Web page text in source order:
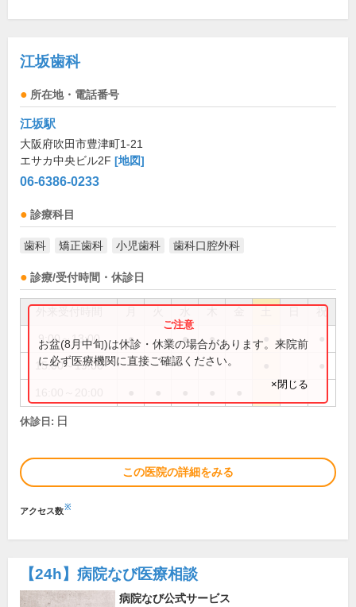
江坂歯科
所在地・電話番号
江坂駅
大阪府吹田市豊津町1-21
エサカ中央ビル2F [地図]
06-6386-0233
診療科目
歯科 矯正歯科 小児歯科 歯科口腔外科
診療/受付時間・休診日
祝
9:00～13:00 ● ● ●
15:00～19:00
お盆(8月中旬)は休診・休業の場合があります。来院前
に必ず医療機関に直接ご確認ください。
×閉じる
休診日: 日
この医院の詳細をみる
アクセス数※
【24h】 病院なび医療相談
病院なび公式サービス